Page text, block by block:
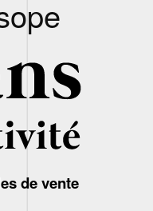
de vente